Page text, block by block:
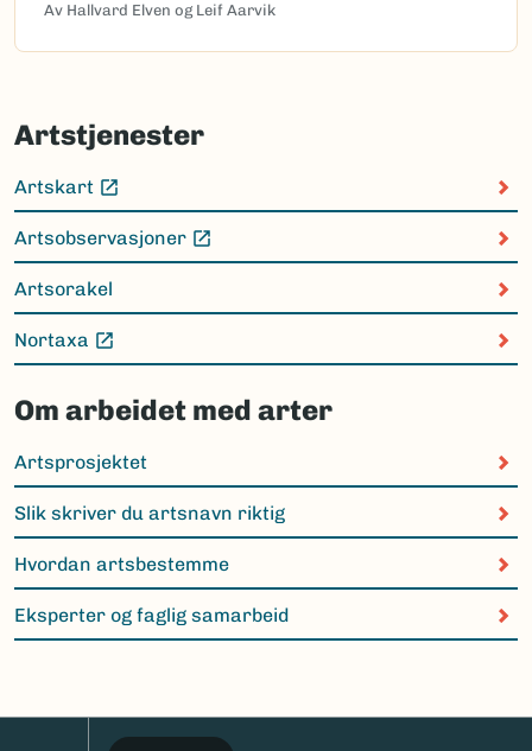
Av Hallvard Elven og Leif Aarvik
Artstjenester
Artskart
(Ekstern lenke)
Artsobservasjoner
(Ekstern lenke)
Artsorakel
Nortaxa
(Ekstern lenke)
Om arbeidet med arter
Artsprosjektet
Slik skriver du artsnavn riktig
Hvordan artsbestemme
Eksperter og faglig samarbeid